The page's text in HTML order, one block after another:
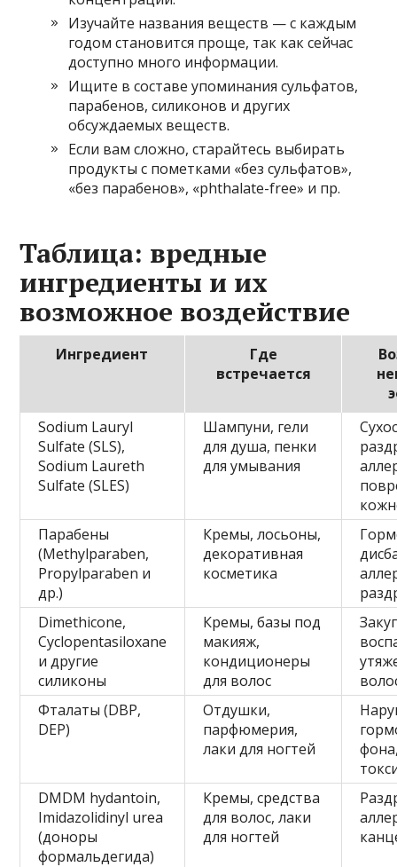
Изучайте названия веществ — с каждым
годом становится проще, так как сейчас
доступно много информации.
Ищите в составе упоминания сульфатов,
парабенов, силиконов и других
обсуждаемых веществ.
Если вам сложно, старайтесь выбирать
продукты с пометками «без сульфатов»,
«без парабенов», «phthalate-free» и пр.
Таблица: вредные
ингредиенты и их
возможное воздействие
Ингредиент
Где
встречается
Sodium Lauryl
Sulfate (SLS),
Sodium Laureth
Sulfate (SLES)
Шампуни, гели
для душа, пенки
для умывания
Парабены
(Methylparaben,
Propylparaben и
др.)
Кремы, лосьоны,
декоративная
косметика
Dimethicone,
Cyclopentasiloxane
и другие
силиконы
Кремы, базы под
макияж,
кондиционеры
для волос
Фталаты (DBP,
DEP)
Отдушки,
парфюмерия,
лаки для ногтей
DMDM hydantoin,
Imidazolidinyl urea
(доноры
формальдегида)
Кремы, средства
для волос, лаки
для ногтей